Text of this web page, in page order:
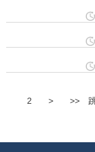
2 > >>